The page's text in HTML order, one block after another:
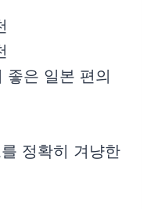
좋은 일본 편의
정확히 겨냥한